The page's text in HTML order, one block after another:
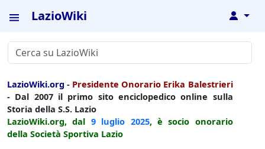
LazioWiki ↓
LazioWiki.org - Presidente Onorario Erika Balestrieri
- Dal 2007 il primo sito enciclopedico online sulla
Storia della S.S. Lazio
LazioWiki.org, dal 9 luglio 2025, è socio onorario
della Società Sportiva Lazio